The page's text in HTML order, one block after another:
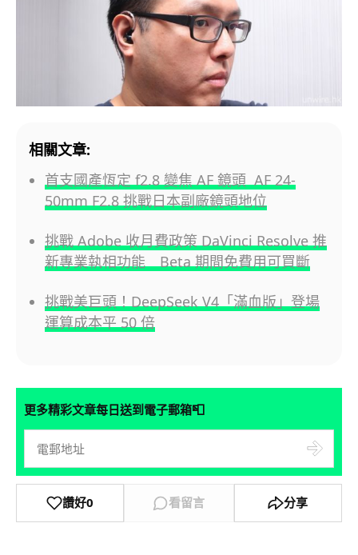
相關文章:
首支國產恆定 f2.8 變焦 AF 鏡頭 AF 24-
50mm F2.8 挑戰日本副廠鏡頭地位
挑戰 Adobe 收月費政策 DaVinci Resolve 推
新專業執相功能 Beta 期間免費用可買斷
挑戰美巨頭！DeepSeek V4「滿血版」登場
運算成本平 50 倍
更多精彩文章每日送到電子郵箱📮
讚好0 看留言 分享